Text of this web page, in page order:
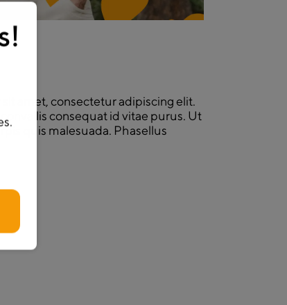
sit amet, consectetur adipiscing elit.
consequat id vitae purus. Ut
quis malesuada. Phasellus